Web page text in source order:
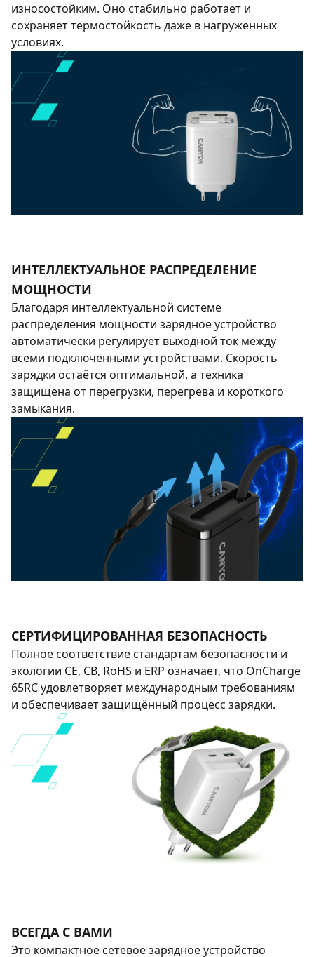
износостойким. Оно стабильно работает и
сохраняет термостойкость даже в нагруженных
условиях.
ИНТЕЛЛЕКТУАЛЬНОЕ РАСПРЕДЕЛЕНИЕ
МОЩНОСТИ
Благодаря интеллектуальной системе
распределения мощности зарядное устройство
автоматически регулирует выходной ток между
всеми подключёнными устройствами. Скорость
зарядки остаётся оптимальной, а техника
защищена от перегрузки, перегрева и короткого
замыкания.
СЕРТИФИЦИРОВАННАЯ БЕЗОПАСНОСТЬ
Полное соответствие стандартам безопасности и
экологии CE, CB, RoHS и ERP означает, что OnCharge
65RC удовлетворяет международным требованиям
и обеспечивает защищённый процесс зарядки.
ВСЕГДА С ВАМИ
Это компактное сетевое зарядное устройство